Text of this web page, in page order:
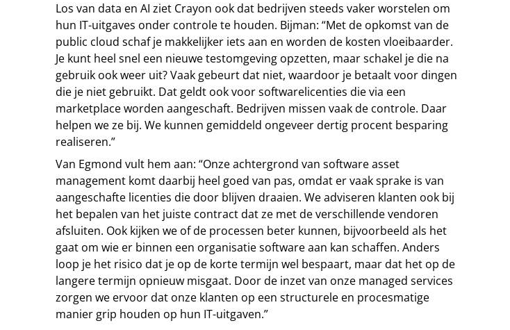
Los van data en AI ziet Crayon ook dat bedrijven steeds vaker worstelen om
hun IT-uitgaves onder controle te houden. Bijman: “Met de opkomst van de
public cloud schaf je makkelijker iets aan en worden de kosten vloeibaarder.
Je kunt heel snel een nieuwe testomgeving opzetten, maar schakel je die na
gebruik ook weer uit? Vaak gebeurt dat niet, waardoor je betaalt voor dingen
die je niet gebruikt. Dat geldt ook voor softwarelicenties die via een
marketplace worden aangeschaft. Bedrijven missen vaak de controle. Daar
helpen we ze bij. We kunnen gemiddeld ongeveer dertig procent besparing
realiseren.”
Van Egmond vult hem aan: “Onze achtergrond van software asset
management komt daarbij heel goed van pas, omdat er vaak sprake is van
aangeschafte licenties die door blijven draaien. We adviseren klanten ook bij
het bepalen van het juiste contract dat ze met de verschillende vendoren
afsluiten. Ook kijken we of de processen beter kunnen, bijvoorbeeld als het
gaat om wie er binnen een organisatie software aan kan schaffen. Anders
loop je het risico dat je op de korte termijn wel bespaart, maar dat het op de
langere termijn opnieuw misgaat. Door de inzet van onze managed services
zorgen we ervoor dat onze klanten op een structurele en procesmatige
manier grip houden op hun IT-uitgaven.”